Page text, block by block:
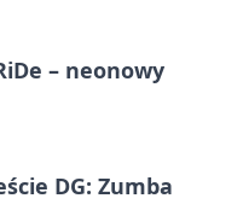
– neonowy
DG: Zumba